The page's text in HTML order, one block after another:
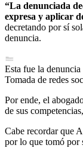
“La denunciada
expresa y aplicar
decretando por sí
denuncia.
Esta fue la
Tomada de redes
Por ende, el
de sus
Cabe recordar que
por lo que tomó por